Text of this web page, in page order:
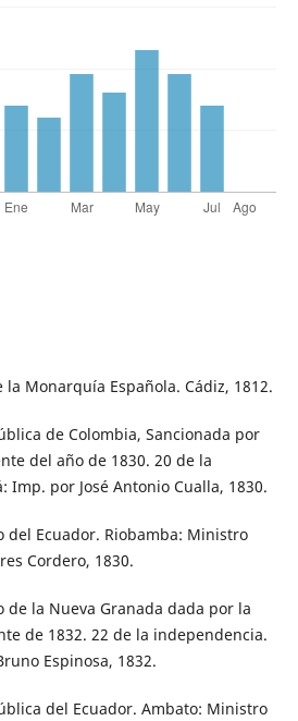
Monarquía Española. Cádiz, 1812.
de Colombia, Sancionada por
del año de 1830. 20 de la
Imp. por José Antonio Cualla, 1830.
del Ecuador. Riobamba: Ministro
Cordero, 1830.
de la Nueva Granada dada por la
de 1832. 22 de la independencia.
Espinosa, 1832.
del Ecuador. Ambato: Ministro